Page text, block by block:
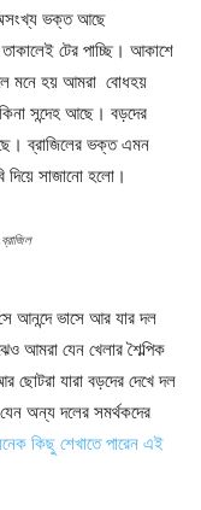
অসংখ্য ভক্ত আছে
তাকালেই টের পাচ্ছি। আকাশে
মনে হয় আমরা বোধহয়
সন্দেহ আছে। বড়দের
ব্রাজিলের ভক্ত এমন
সাজানো হলো।
আনন্দে ভাসে আর যার দল
আমরা যেন খেলার শৈল্পিক
ছোটরা যারা বড়দের দেখে দল
অন্য দলের সমর্থকদের
কিছু শেখাতে পারেন এই